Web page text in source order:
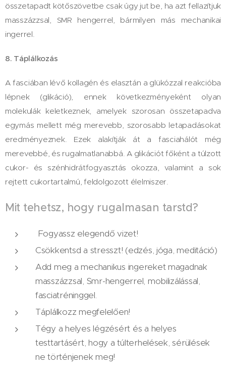
összetapadt kötőszövetbe csak úgy jut be, ha azt fellazítjuk
masszázzsal, SMR hengerrel, bármilyen más mechanikai
ingerrel.​
8. Táplálkozás​
A​ fasci​ában lévő​​​​ kollagén és elasztán​ a glükózzal reakcióba
lépnek (glikáció), ennek következményeként olyan
molekulák keletkeznek, amelyek szorosan összetapadva
egymás mellett még merevebb, szorosabb letapadásokat
eredményeznek. Ezek alakítják át a fasciahálót még
merevebbé, és rugalmatlanabbá. A glikáció​t főként ​a ​túlzott
cukor- és szénhidrátfogyasztás​ okozza, valamint a sok
rejtett cukortartalmú, feldolgozott élelmiszer.
Mit tehetsz, hogy rugalmasan tarstd?
​Fogyassz elegendő vizet!​
Csökkentsd a stresszt! (edzés, jóga, meditáció)​
Add meg a mechanikus ingereket magadnak
masszázzsal, Smr-hengerrel, mobilizálással,
fasciatréninggel.
Táplálkozz megfelelően!
Tégy a helyes légzésért és a helyes
testtartásért, hogy a túlterhelések, sérülések
ne történjenek meg!